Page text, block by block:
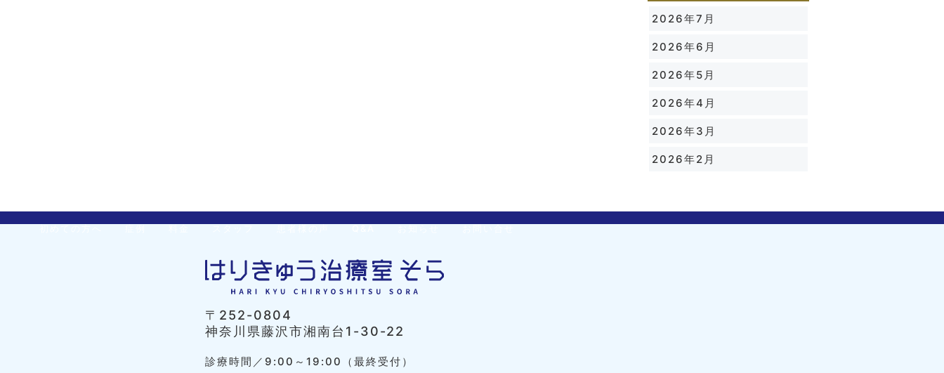
2026年7月
2026年6月
2026年5月
2026年4月
2026年3月
2026年2月
〒252-0804
神奈川県藤沢市湘南台1-30-22
診療時間／9:00～19:00（最終受付）